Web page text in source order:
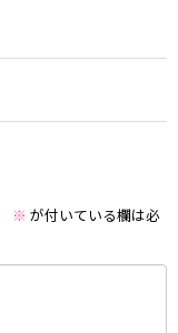
※ が付いている欄は必